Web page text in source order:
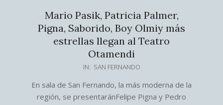
Mario Pasik, Patricia Palmer,
Pigna, Saborido, Boy Olmiy más
estrellas llegan al Teatro
Otamendi
19
IN: SAN FERNANDO
En sala de San Fernando, la más moderna de la
región, se presentaránFelipe Pigna y Pedro